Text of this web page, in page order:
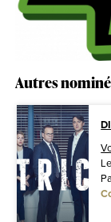
Autres